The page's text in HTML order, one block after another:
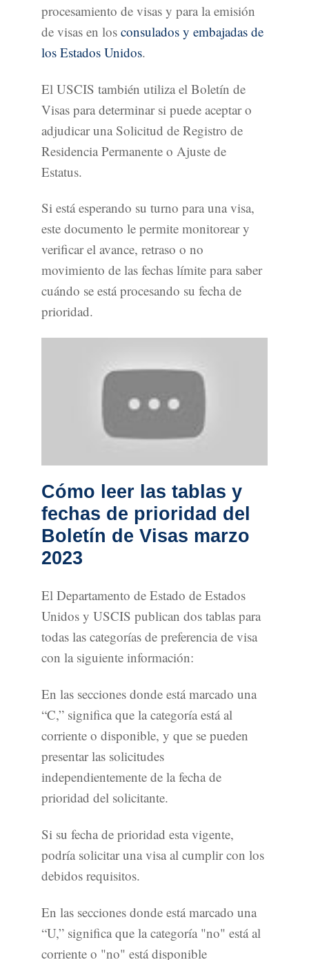
procesamiento de visas y para la emisión
de visas en los consulados y embajadas de
los Estados Unidos.
El USCIS también utiliza el Boletín de
Visas para determinar si puede aceptar o
adjudicar una Solicitud de Registro de
Residencia Permanente o Ajuste de
Estatus.
Si está esperando su turno para una visa,
este documento le permite monitorear y
verificar el avance, retraso o no
movimiento de las fechas límite para saber
cuándo se está procesando su fecha de
prioridad.
Cómo leer las tablas y
fechas de prioridad del
Boletín de Visas marzo
2023
El Departamento de Estado de Estados
Unidos y USCIS publican dos tablas para
todas las categorías de preferencia de visa
con la siguiente información:
En las secciones donde está marcado una
“C,” significa que la categoría está al
corriente o disponible, y que se pueden
presentar las solicitudes
independientemente de la fecha de
prioridad del solicitante.
Si su fecha de prioridad esta vigente,
podría solicitar una visa al cumplir con los
debidos requisitos.
En las secciones donde está marcado una
“U,” significa que la categoría "no" está al
corriente o "no" está disponible